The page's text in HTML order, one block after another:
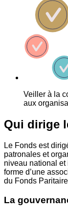
Veiller à la
aux
Qui dirige
Le Fonds est
patronales et
niveau national et
forme d’une
du Fonds
La